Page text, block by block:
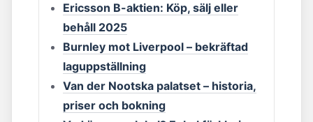
Ericsson B-aktien: Köp, sälj eller
behåll 2025
Burnley mot Liverpool – bekräftad
laguppställning
Van der Nootska palatset – historia,
priser och bokning